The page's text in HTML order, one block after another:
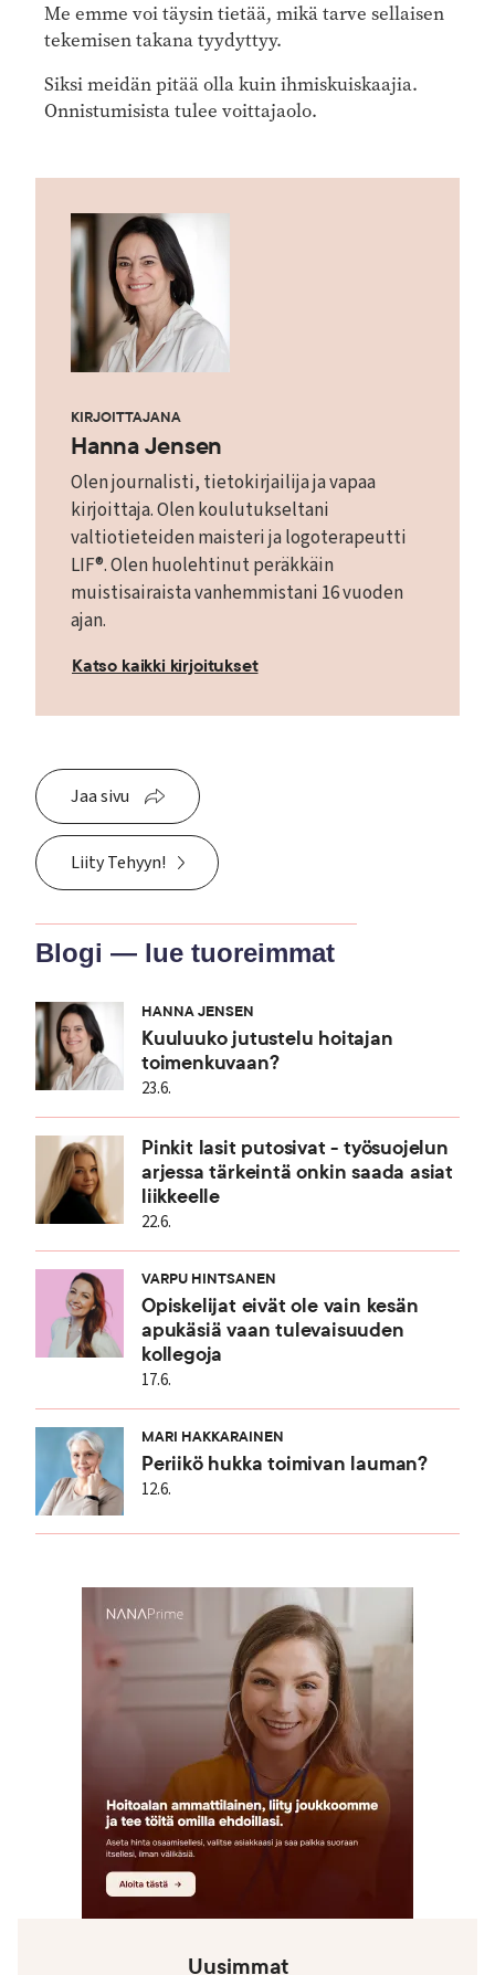
Me emme voi täysin tietää, mikä tarve sellaisen
tekemisen takana tyydyttyy.
Siksi meidän pitää olla kuin ihmiskuiskaajia.
Onnistumisista tulee voittajaolo.
KIRJOITTAJANA
Hanna Jensen
Olen journalisti, tietokirjailija ja vapaa
kirjoittaja. Olen koulutukseltani
valtiotieteiden maisteri ja logoterapeutti
LIF®. Olen huolehtinut peräkkäin
muistisairaista vanhemmistani 16 vuoden
ajan.
Katso kaikki kirjoitukset
Jaa sivu
Liity Tehyyn!
Blogi — lue tuoreimmat
HANNA JENSEN
Kuuluuko jutustelu hoitajan
toimenkuvaan?
23.6.
Pinkit lasit putosivat - työsuojelun
arjessa tärkeintä onkin saada asiat
liikkeelle
22.6.
VARPU HINTSANEN
Opiskelijat eivät ole vain kesän
apukäsiä vaan tulevaisuuden
kollegoja
17.6.
MARI HAKKARAINEN
Periikö hukka toimivan lauman?
12.6.
Uusimmat